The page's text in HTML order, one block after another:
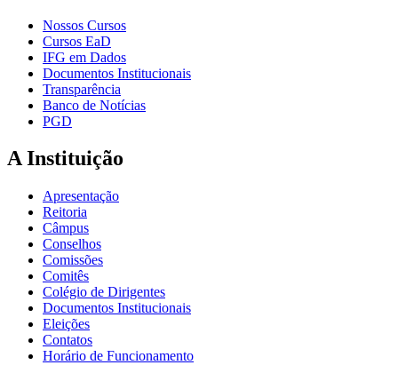
Nossos Cursos
Cursos EaD
IFG em Dados
Documentos Institucionais
Transparência
Banco de Notícias
PGD
A Instituição
Apresentação
Reitoria
Câmpus
Conselhos
Comissões
Comitês
Colégio de Dirigentes
Documentos Institucionais
Eleições
Contatos
Horário de Funcionamento